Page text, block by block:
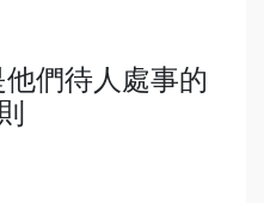
們待人處事的